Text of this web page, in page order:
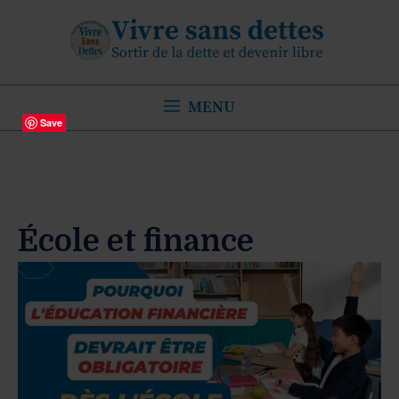
MENU
École et finance
Save